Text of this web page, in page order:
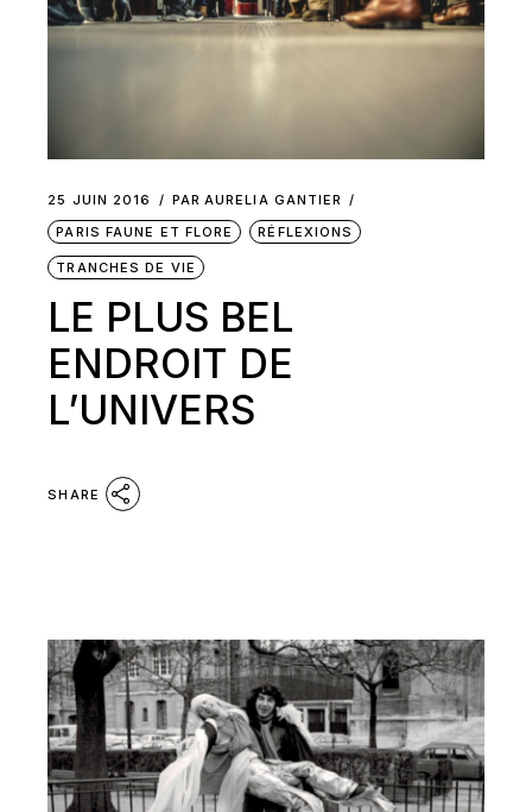
25 JUIN 2016 PAR AURELIA GANTIER
PARIS FAUNE ET FLORE
RÉFLEXIONS
TRANCHES DE VIE
LE PLUS BEL
ENDROIT DE
L’UNIVERS
SHARE